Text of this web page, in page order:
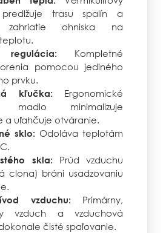
trasu spalín a
zahriatie ohniska na
regulácia:
Kompletné
pomocou jediného
prvku.
kľučka: Ergonomické
madlo minimalizuje
a uľahčuje otváranie.
sklo: Odoláva teplotám
skla: Prúd vzduchu
clona) bráni usadzovaniu
vzduchu: Primárny,
vzduch a vzduchová
čisté spaľovanie.